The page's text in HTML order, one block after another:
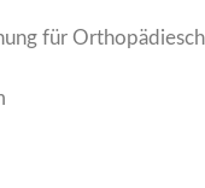
für